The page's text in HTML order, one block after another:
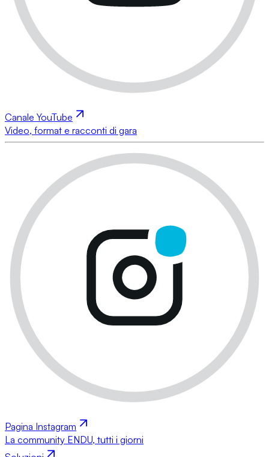
Canale YouTube
Video, format e racconti di gara
Pagina Instagram
La community ENDU, tutti i giorni